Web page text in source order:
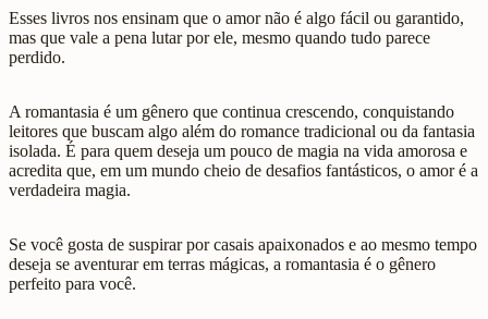
Esses livros nos ensinam que o amor não é algo fácil ou garantido,
mas que vale a pena lutar por ele, mesmo quando tudo parece
perdido.
A romantasia é um gênero que continua crescendo, conquistando
leitores que buscam algo além do romance tradicional ou da fantasia
isolada. É para quem deseja um pouco de magia na vida amorosa e
acredita que, em um mundo cheio de desafios fantásticos, o amor é a
verdadeira magia.
Se você gosta de suspirar por casais apaixonados e ao mesmo tempo
deseja se aventurar em terras mágicas, a romantasia é o gênero
perfeito para você.